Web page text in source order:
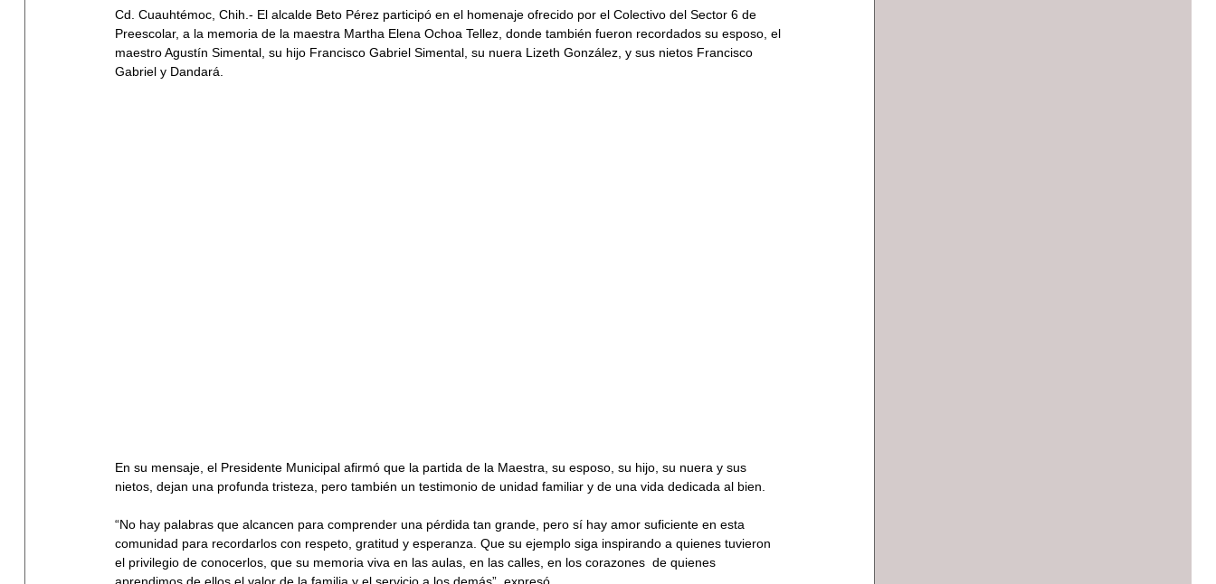
Cd. Cuauhtémoc, Chih.- El alcalde Beto Pérez participó en el homenaje ofrecido por el Colectivo del Sector 6 de
Preescolar, a la memoria de la maestra Martha Elena Ochoa Tellez, donde también fueron recordados su esposo, el
maestro Agustín Simental, su hijo Francisco Gabriel Simental, su nuera Lizeth González, y sus nietos Francisco
Gabriel y Dandará.
En su mensaje, el Presidente Municipal afirmó que la partida de la Maestra, su esposo, su hijo, su nuera y sus
nietos, dejan una profunda tristeza, pero también un testimonio de unidad familiar y de una vida dedicada al bien.
“No hay palabras que alcancen para comprender una pérdida tan grande, pero sí hay amor suficiente en esta
comunidad para recordarlos con respeto, gratitud y esperanza. Que su ejemplo siga inspirando a quienes tuvieron
el privilegio de conocerlos, que su memoria viva en las aulas, en las calles, en los corazones  de quienes
aprendimos de ellos el valor de la familia y el servicio a los demás”, expresó.